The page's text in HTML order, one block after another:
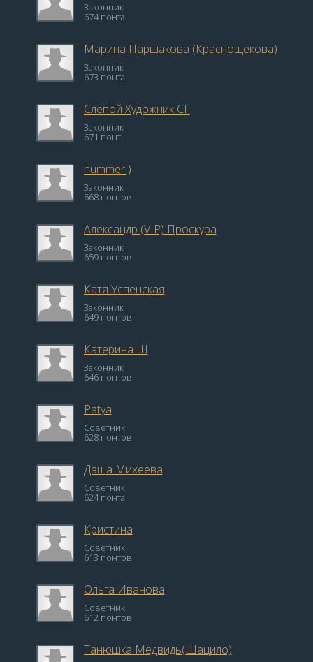
Законник
674 понта
Марина Паршакова (Краснощёкова)
Законник
673 понта
Слепой Художник СГ
Законник
671 понт
hummer )
Законник
668 понтов
Александр (VIP) Проскура
Законник
659 понтов
Катя Успенская
Законник
649 понтов
Катерина Ш
Законник
646 понтов
Patya
Советник
628 понтов
Даша Михеева
Советник
624 понта
Кристина
Советник
613 понтов
Ольга Иванова
Советник
612 понтов
Танюшка Медвидь(Шацило)